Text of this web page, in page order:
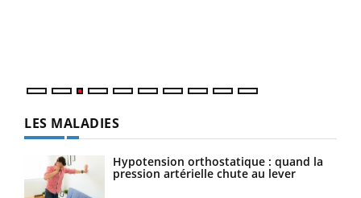
LES MALADIES
Hypotension orthostatique : quand la
pression artérielle chute au lever